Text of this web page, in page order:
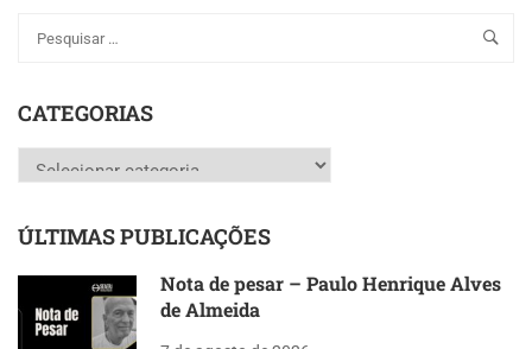
CATEGORIAS
Categorias
ÚLTIMAS PUBLICAÇÕES
Nota de pesar – Paulo Henrique Alves
de Almeida